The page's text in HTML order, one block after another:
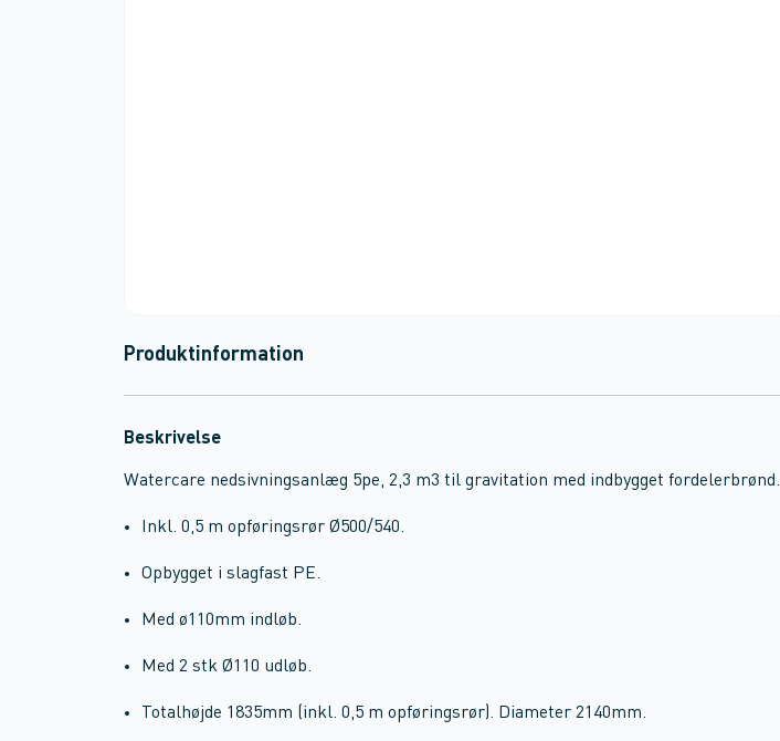
Produktinformation
Beskrivelse
Watercare nedsivningsanlæg 5pe, 2,3 m3 til gravitation med indbygget fordelerbrønd.
Inkl. 0,5 m opføringsrør Ø500/540.
Opbygget i slagfast PE.
Med ø110mm indløb.
Med 2 stk Ø110 udløb.
Totalhøjde 1835mm (inkl. 0,5 m opføringsrør). Diameter 2140mm.